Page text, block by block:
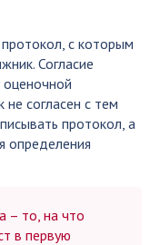
с которым
Согласие
согласен с тем
протокол, а
определения
– то, на что
в первую